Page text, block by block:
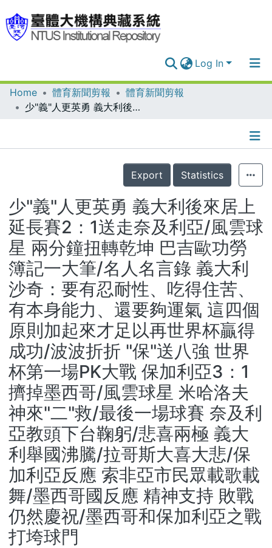
Log In
Communities & Collections
Statistics
Home 體育新聞剪報
體育新聞剪報
少"義"人更英勇 義大利後來居上 延長賽2：1送走奈及利亞/風雲球星 兩分鐘扭轉乾坤 巴吉歐功勞簿記一大筆/名人名言錄 義大利沙奇：要有忍耐性、吃得住苦、有本身能力、還要夠運氣 這四個原則加起來才足以再世界杯贏得成功/波波折折 "保"送八強 世界杯第一場PK大戰 保加利亞3：1擠掉墨西哥/風雲球星 米哈洛夫神來"二"救/最後一場球賽 奈及利亞教頭下台鞠躬/悲喜兩極 義大利舉國沸騰/拉哥斯大喜大悲/保加利亞反應 索非亞市民眾載歌載舞/墨西哥國反應 精神支持 敗戰仍然慶祝/墨西哥和保加利亞之戰 打垮球門
Details
Export
Statistics
少"義"人更英勇 義大利後來居上
延長賽2：1送走奈及利亞/風雲球
星 兩分鐘扭轉乾坤 巴吉歐功勞
簿記一大筆/名人名言錄 義大利
沙奇：要有忍耐性、吃得住苦、
有本身能力、還要夠運氣 這四個
原則加起來才足以再世界杯贏得
成功/波波折折 "保"送八強 世界
杯第一場PK大戰 保加利亞3：1
擠掉墨西哥/風雲球星 米哈洛夫
神來"二"救/最後一場球賽 奈及利
亞教頭下台鞠躬/悲喜兩極 義大
利舉國沸騰/拉哥斯大喜大悲/保
加利亞反應 索非亞市民眾載歌載
舞/墨西哥國反應 精神支持 敗戰
仍然慶祝/墨西哥和保加利亞之戰
打垮球門